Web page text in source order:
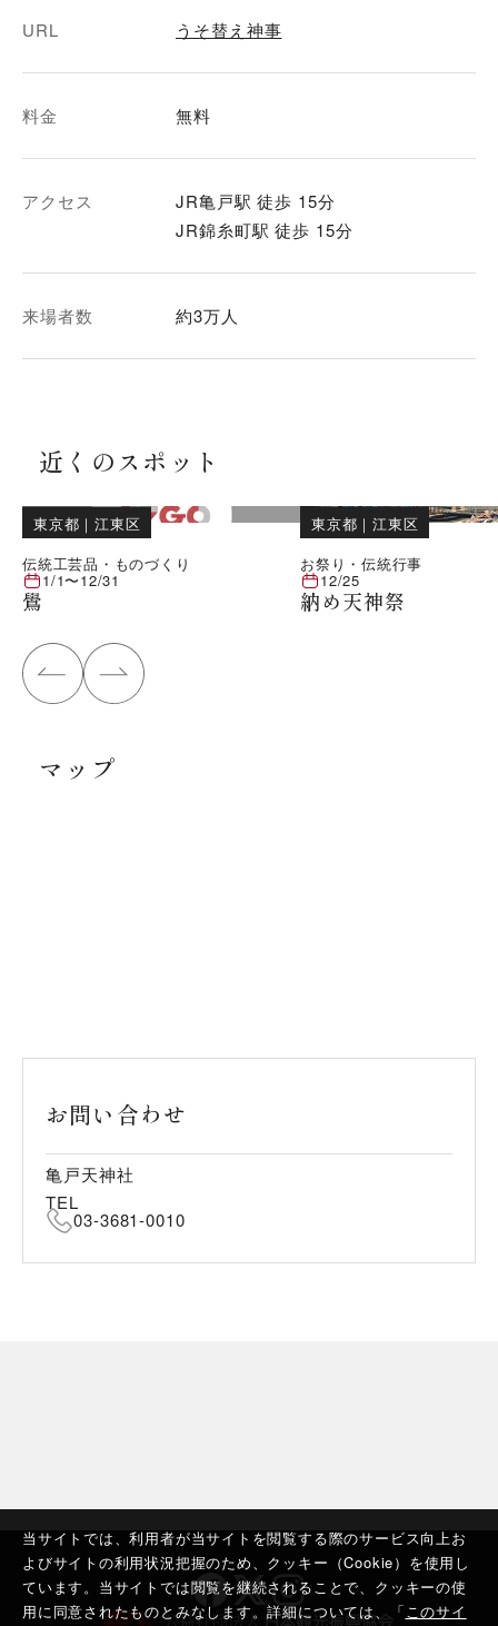
当サイトでは、利用者が当サイトを閲覧する際のサービス向上お
よびサイトの利用状況把握のため、クッキー（Cookie）を使用し
ています。当サイトでは閲覧を継続されることで、クッキーの使
用に同意されたものとみなします。詳細については、「このサイ
URL うそ替え神事
料金 無料
アクセス
JR亀戸駅 徒歩 15分
JR錦糸町駅 徒歩 15分
来場者数 約3万人
近くのスポット
東京都 ｜江東区
伝統工芸品・ものづくり
1/1〜12/31
鷽
東京都 ｜江東区
お祭り・伝統行事
12/25
納め天神祭
マップ
お問い合わせ
亀戸天神社
TEL
03-3681-0010